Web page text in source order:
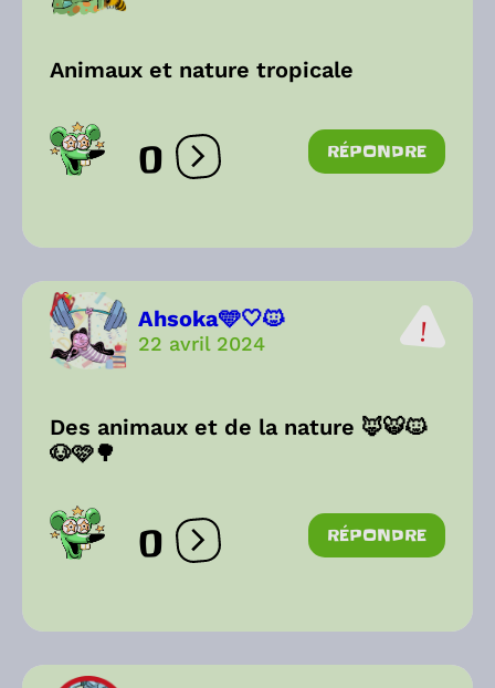
Animaux et nature tropicale
0 Ouvrir les réactions
RÉPONDRE
Ahsoka🩵🤍🐱
22 avril 2024
Des animaux et de la nature 🦊🐯🐱
🐶🩷🌳
0 Ouvrir les réactions
RÉPONDRE